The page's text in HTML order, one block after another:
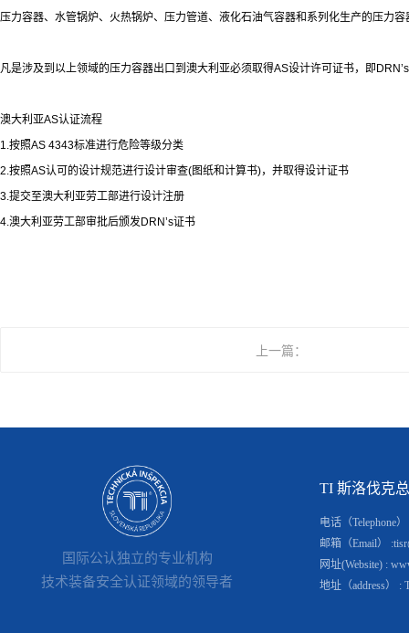
压力容器、水管锅炉、火热锅炉、压力管道、液化石油气容器和系列化生产的压力容
凡是涉及到以上领域的压力容器出口到澳大利亚必须取得AS设计许可证书，即 DRN’s
澳大利亚AS认证流程
1.按照AS 4343标准进行危险等级分类
2.按照AS认可的设计规范进行设计审查(图纸和计算书)，并取得设计证书
3.提交至澳大利亚劳工部进行设计注册
4.澳大利亚劳工部审批后颁发DRN’s证书
上一篇：
国际公认独立的专业机构
技术装备安全认证领域的领导者
TI 斯洛伐克
电话（Telephone
邮箱（Email）
网址(Website) :
地址（address） :